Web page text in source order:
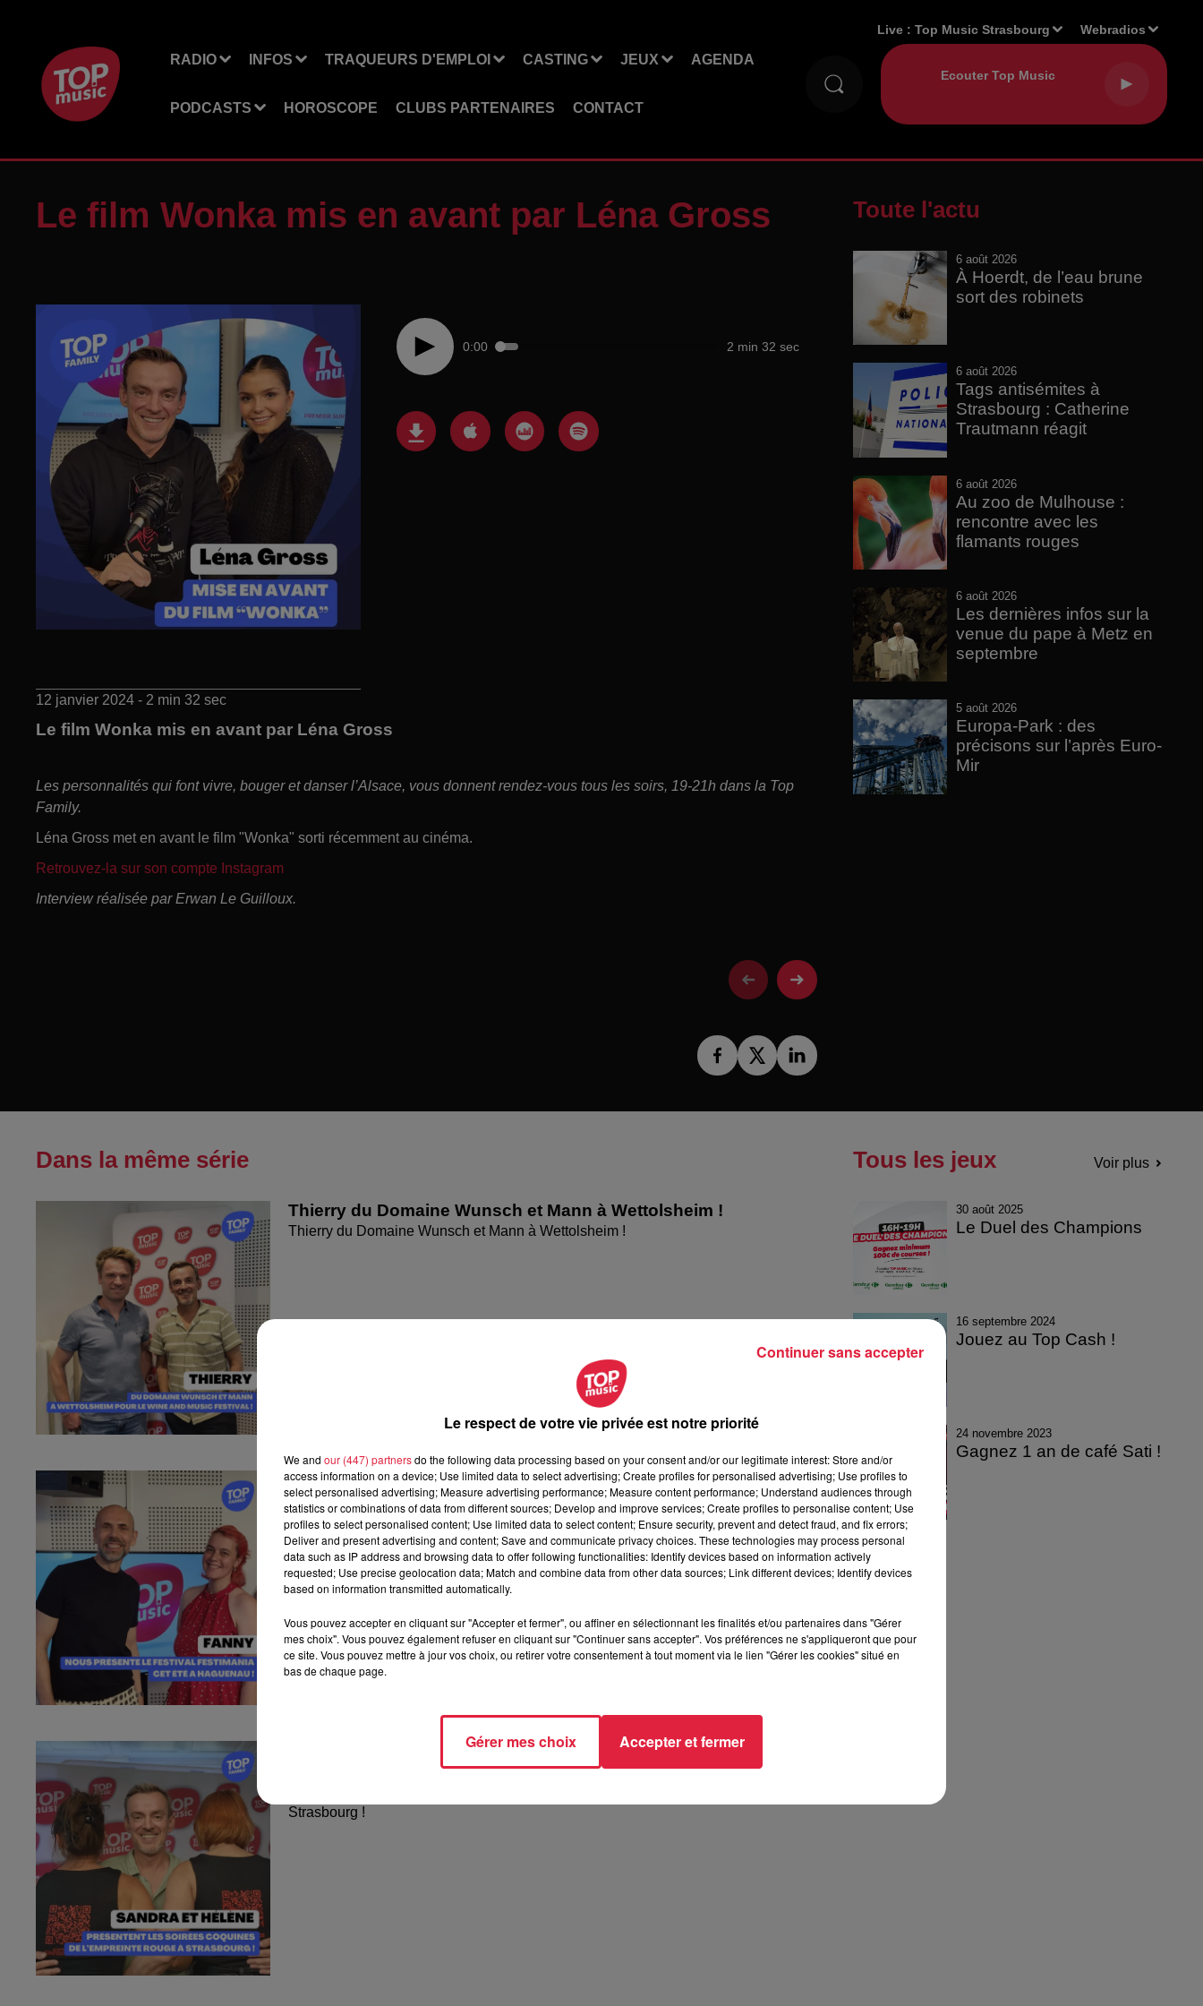
RADIO INFOS TRAQUEURS D'EMPLOI CASTING JEUX AGENDA
PODCASTS HOROSCOPE CLUBS PARTENAIRES CONTACT
Live :Top Music Strasbourg Webradios
Le film Wonka mis en avant par Léna Gross
0:00 2 min 32 sec
12 janvier 2024 - 2 min 32 sec
Le film Wonka mis en avant par Léna Gross
Les personnalités qui font vivre, bouger et danser l’Alsace, vous donnent rendez-vous tous les soirs, 19-21h dans la Top
Family.
Léna Gross met en avant le film "Wonka" sorti récemment au cinéma.
Retrouvez-la sur son compte Instagram
Interview réalisée par Erwan Le Guilloux.
Toute l'actu
6 août 2026
À Hoerdt, de l’eau brune
sort des robinets
6 août 2026
Tags antisémites à
Strasbourg : Catherine
Trautmann réagit
6 août 2026
Au zoo de Mulhouse :
rencontre avec les
flamants rouges
6 août 2026
Les dernières infos sur la
venue du pape à Metz en
septembre
5 août 2026
Europa-Park : des
précisons sur l’après Euro-
Mir
Dans la même série
Thierry du Domaine Wunsch et Mann à Wettolsheim !
Thierry du Domaine Wunsch et Mann à Wettolsheim !
Fanny nous présente le festival Festimania !
Fanny nous présente le festival Festimania !
Sandra et Estelle présentent les soirées coquines de
Strasbourg !
Tous les jeux Voir plus
30 août 2025
Le Duel des Champions
16 septembre 2024
Jouez au Top Cash !
24 novembre 2023
Gagnez 1 an de café Sati !
Le respect de votre vie privée est notre priorité
We and our (447) partnersdo the following data processing based on your consent and/or our legitimate interest: Store and/or
access information on a device; Use limited data to select advertising; Create profiles for personalised advertising; Use profiles to
select personalised advertising; Measure advertising performance; Measure content performance; Understand audiences through
statistics or combinations of data from different sources; Develop and improve services; Create profiles to personalise content; Use
profiles to select personalised content; Use limited data to select content; Ensure security, prevent and detect fraud, and fix errors;
Deliver and present advertising and content; Save and communicate privacy choices. These technologies may process personal
data such as IP address and browsing data to offer following functionalities: Identify devices based on information actively
requested; Use precise geolocation data; Match and combine data from other data sources; Link different devices; Identify devices
based on information transmitted automatically.
Vous pouvez accepter en cliquant sur "Accepter et fermer", ou affiner en sélectionnant les finalités et/ou partenaires dans "Gérer
mes choix". Vous pouvez également refuser en cliquant sur "Continuer sans accepter". Vos préférences ne s'appliqueront que pour
ce site. Vous pouvez mettre à jour vos choix, ou retirer votre consentement à tout moment via le lien "Gérer les cookies" situé en
bas de chaque page.
Gérer mes choix Accepter et fermer
Continuer sans accepter